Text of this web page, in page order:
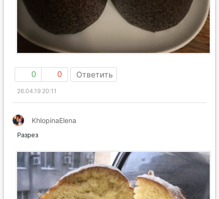
0 0 Ответить
26.04.19 20:11
KhlopinaElena
Разрез